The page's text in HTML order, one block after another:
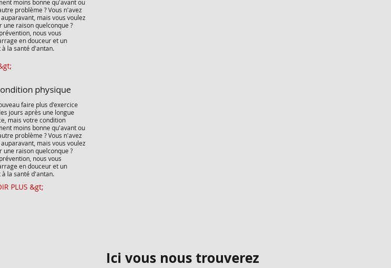
moins bonne qu'avant ou
problème ? Vous n'avez
mais vous voulez
une raison quelconque ?
nous vous
en douceur et un
la santé d'antan.
physique
faire plus d'exercice
jours après une longue
mais votre condition
moins bonne qu'avant ou
problème ? Vous n'avez
mais vous voulez
une raison quelconque ?
nous vous
en douceur et un
la santé d'antan.
PLUS &gt;
Ici vous nous trouverez